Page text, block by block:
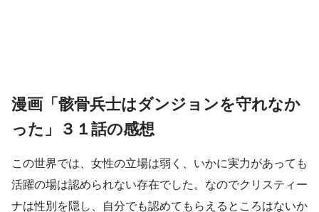
漫画「骸骨兵士はダンジョンを守れなか
った」３１話の感想
この世界では、女性の立場は弱く、いかに実力があっても
活躍の場は認められない存在でした。なのでクリスティー
ナは性別を隠し、自分でも認めてもらえるところはないか